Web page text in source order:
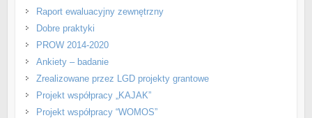
Raport ewaluacyjny zewnętrzny
Dobre praktyki
PROW 2014-2020
Ankiety – badanie
Zrealizowane przez LGD projekty grantowe
Projekt współpracy „KAJAK”
Projekt współpracy “WOMOS”